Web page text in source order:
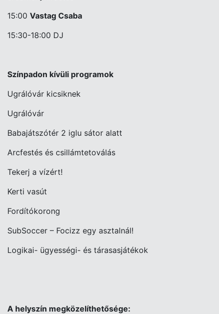
15:00 Vastag Csaba
15:30-18:00 DJ
Színpadon kívüli programok
Ugrálóvár kicsiknek
Ugrálóvár
Babajátszótér 2 iglu sátor alatt
Arcfestés és csillámtetoválás
Tekerj a vízért!
Kerti vasút
Fordítókorong
SubSoccer – Focizz egy asztalnál!
Logikai- ügyességi- és tárasasjátékok
A helyszín megközelíthetősége: